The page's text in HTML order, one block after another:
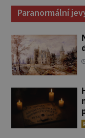
Paranormální